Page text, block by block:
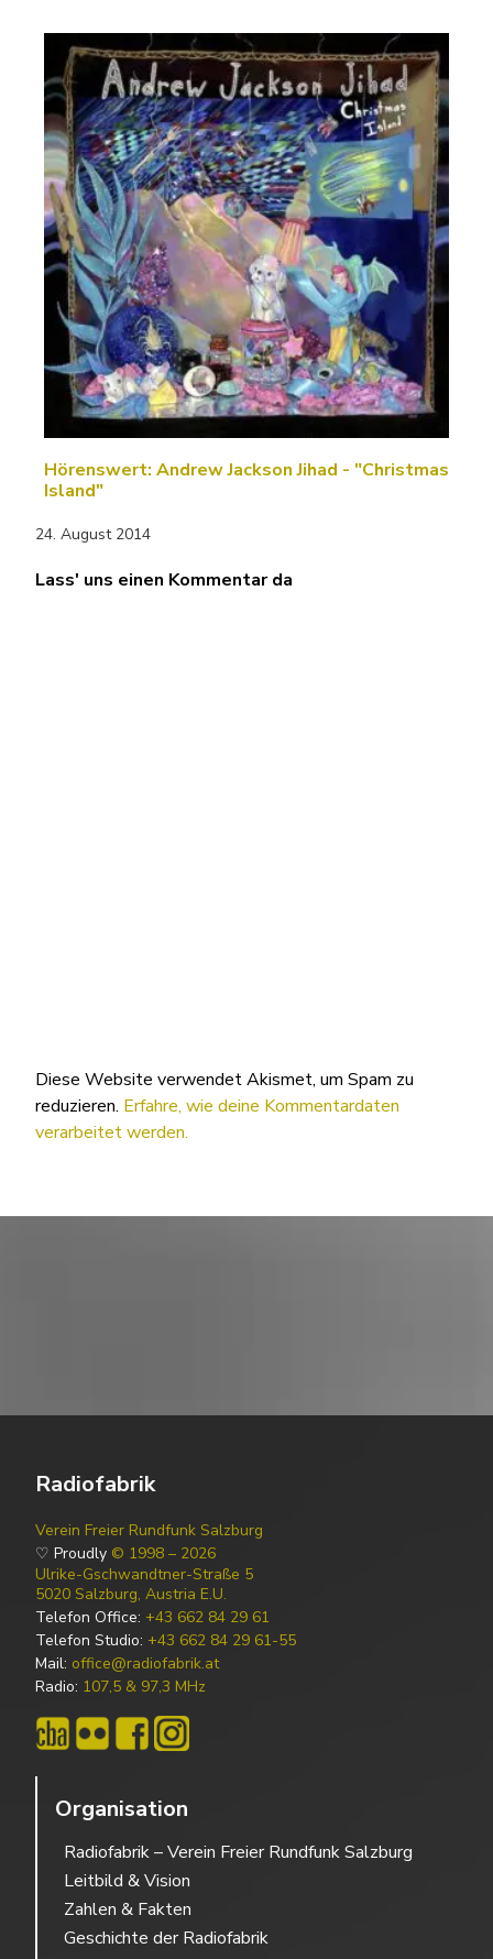
Hörenswert: Andrew Jackson Jihad - "Christmas
Island"
24. August 2014
Lass' uns einen Kommentar da
Diese Website verwendet Akismet, um Spam zu
reduzieren. Erfahre, wie deine Kommentardaten
verarbeitet werden.
Radiofabrik
Verein Freier Rundfunk Salzburg
♡ Proudly © 1998 – 2026
Ulrike-Gschwandtner-Straße 5
5020 Salzburg, Austria E.U.
Telefon Office: +43 662 84 29 61
Telefon Studio: +43 662 84 29 61-55
Mail: office@radiofabrik.at
Radio: 107,5 & 97,3 MHz
Organisation
Radiofabrik – Verein Freier Rundfunk Salzburg
Leitbild & Vision
Zahlen & Fakten
Geschichte der Radiofabrik